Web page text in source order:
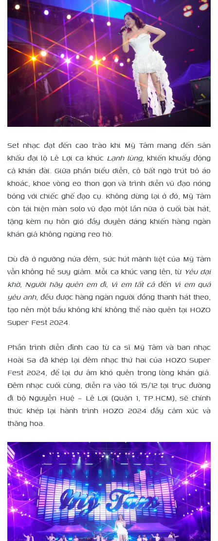
Set nhạc đạt đến cao trào khi Mỹ Tâm mang đến sân
khấu đại lộ Lê Lợi ca khúc Lạnh lùng, khiến khuấy động
cả khán đài. Giữa phần biểu diễn, cô bất ngờ trút bỏ áo
khoác, khoe vòng eo thon gọn và trình diễn vũ đạo nóng
bỏng với chiếc ghế đạo cụ. Không dừng lại ở đó, Mỹ Tâm
còn tái hiện màn solo vũ đạo một lần nữa ở cuối bài hát,
tặng kèm nụ hôn gió đầy duyên dáng khiến hàng ngàn
khán giả không ngừng reo hò.
Dù đã ở ngưỡng nửa đêm, sức hút mãnh liệt của Mỹ Tâm
vẫn không hề suy giảm. Mỗi ca khúc vang lên, từ Yêu dại
khờ, Người hãy quên em đi, Vì em tất cảđến Vì em quá
yêu anh, đều được hàng ngàn người đồng thanh hát theo,
tạo nên một bầu không khí không thể nào quên tại HOZO
Super Fest 2024.
Phần trình diễn đỉnh cao từ ca sĩ Mỹ Tâm và ban nhạc
Hoài Sa đã khép lại đêm nhạc thứ hai của HOZO Super
Fest 2024, để lại dư âm khó quên trong lòng khán giả.
Đêm nhạc cuối cùng, diễn ra vào tối 15/12 tại trục đường
đi bộ Nguyễn Huệ – Lê Lợi (Quận 1, TP.HCM), sẽ chính
thức khép lại hành trình HOZO 2024 đầy cảm xúc và
thăng hoa.